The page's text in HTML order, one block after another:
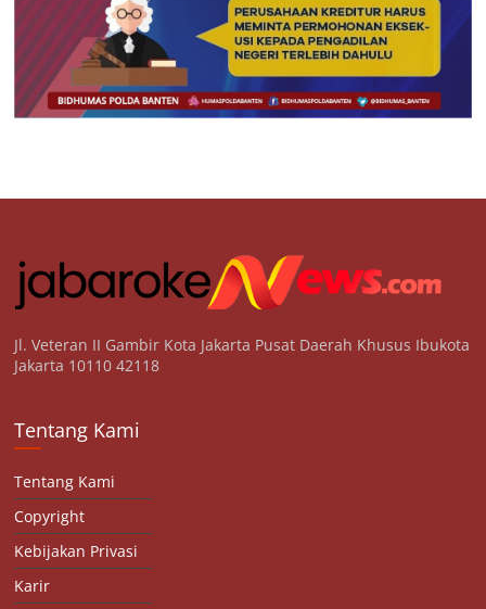
Jl. Veteran II Gambir Kota Jakarta Pusat Daerah Khusus Ibukota
Jakarta 10110 42118
Tentang Kami
Tentang Kami
Copyright
Kebijakan Privasi
Karir